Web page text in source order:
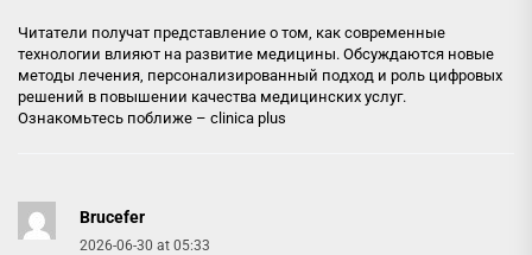
Читатели получат представление о том, как современные
технологии влияют на развитие медицины. Обсуждаются новые
методы лечения, персонализированный подход и роль цифровых
решений в повышении качества медицинских услуг.
Ознакомьтесь поближе – clinica plus
Brucefer
2026-06-30 at 05:33